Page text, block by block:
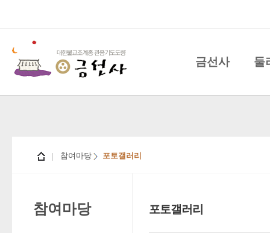
금선사 둘
참여마당 포토갤러리
참여마당 포토갤러리